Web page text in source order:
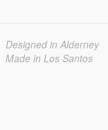
Designed in Alderney
Made in Los Santos